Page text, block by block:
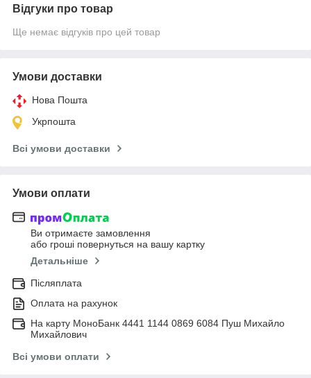
Відгуки про товар
Ще немає відгуків про цей товар
Умови доставки
Нова Пошта
Укрпошта
Всі умови доставки
Умови оплати
Ви отримаєте замовлення
або гроші повернуться на вашу картку
Детальніше
Післяплата
Оплата на рахунок
На карту МоноБанк 4441 1144 0869 6084 Пуш Михайло
Михайлович
Всі умови оплати